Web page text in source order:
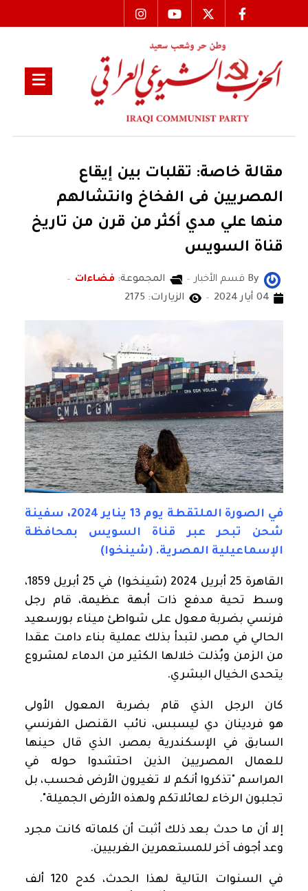
مقالة خاصة: تقلبات بين إيقاع
المصريين فى الفخاخ وانتشالهم
منها علي مدي أكثر من قرن من تاريخ
قناة السويس
By قسم الأخبار المجموعة: فضاءات
04 أيار 2024
الزيارات: 2175
في الصورة الملتقطة يوم 13 يناير 2024، سفينة
شحن تبحر عبر قناة السويس بمحافظة
الإسماعيلية المصرية. (شينخوا)
القاهرة 25 أبريل 2024 (شينخوا) في 25 أبريل 1859،
وسط تحية مدفع ذات أبهة عظيمة، قام رجل
فرنسي بضربة معول على شواطئ ميناء بورسعيد
الحالي في مصر، لتبدأ بذلك عملية بناء دامت عقدا
من الزمن وبُذلت خلالها الكثير من الدماء لمشروع
يتحدى الخيال البشري.
كان الرجل الذي قام بضربة المعول الأولى
هو فردينان دي ليسبس، نائب القنصل الفرنسي
السابق في الإسكندرية بمصر، الذي قال حينها
للعمال المصريين الذين احتشدوا حوله في
المراسم "تذكروا أنكم لا تغيرون الأرض فحسب، بل
تجلبون الرخاء لعائلاتكم ولهذه الأرض الجميلة".
إلا أن ما حدث بعد ذلك أثبت أن كلماته كانت مجرد
وعد أجوف آخر للمستعمرين الغربيين.
في السنوات التالية لهذا الحدث، كدح 120 ألف